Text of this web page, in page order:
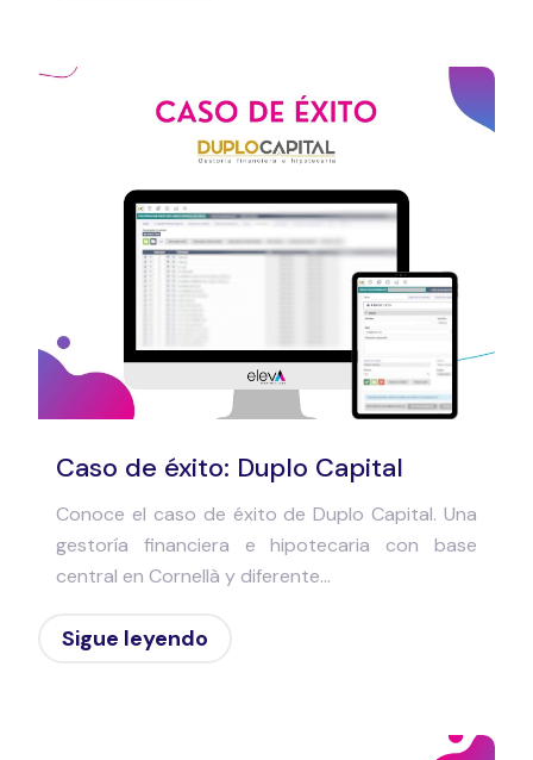
Caso de éxito: Duplo Capital
Conoce el caso de éxito de Duplo Capital. Una
gestoría financiera e hipotecaria con base
central en Cornellà y diferente...
Sigue leyendo